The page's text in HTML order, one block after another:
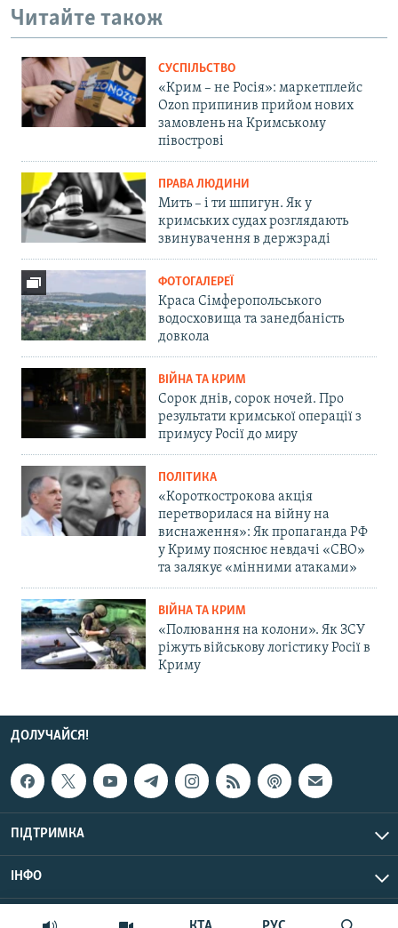
Читайте також
СУСПІЛЬСТВО
«Крим – не Росія»: маркетплейс
Ozon припинив прийом нових
замовлень на Кримському
півострові
ПРАВА ЛЮДИНИ
Мить – і ти шпигун. Як у
кримських судах розглядають
звинувачення в держзраді
ФОТОГАЛЕРЕЇ
Краса Сімферопольського
водосховища та занедбаність
довкола
ВІЙНА ТА КРИМ
Сорок днів, сорок ночей. Про
результати кримської операції з
примусу Росії до миру
ПОЛІТИКА
«Короткострокова акція
перетворилася на війну на
виснаження»: Як пропаганда РФ
у Криму пояснює невдачі «СВО»
та залякує «мінними атаками»
ВІЙНА ТА КРИМ
«Полювання на колони». Як ЗСУ
ріжуть військову логістику Росії в
Криму
ДОЛУЧАЙСЯ!
ПІДТРИМКА
ІНФО
© Крим.Реалії, 2026 | Усі права застережено.